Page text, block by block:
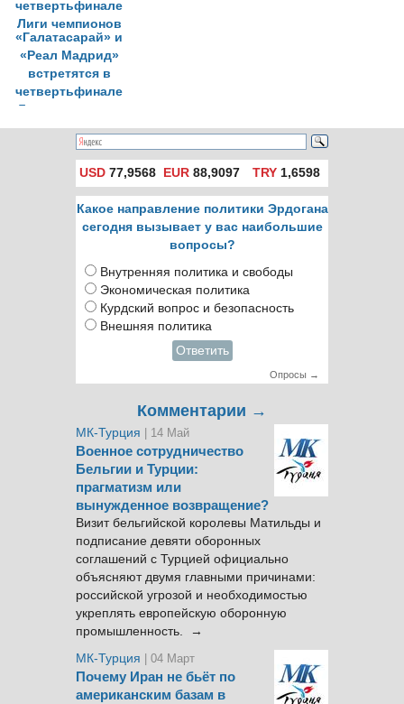
«Галатасарай» и
«Реал Мадрид»
встретятся в
четвертьфинале
Лиги чемпионов
USD 77,9568 EUR 88,9097 TRY1,6598
Какое направление политики Эрдогана
сегодня вызывает у вас наибольшие
вопросы?
Внутренняя политика и свободы
Экономическая политика
Курдский вопрос и безопасность
Внешняя политика
Ответить
Опросы →
Комментарии →
МК-Турция | 14 Май
Военное сотрудничество
Бельгии и Турции:
прагматизм или
вынужденное возвращение?
Визит бельгийской королевы Матильды и
подписание девяти оборонных
соглашений с Турцией официально
объясняют двумя главными причинами:
российской угрозой и необходимостью
укреплять европейскую оборонную
промышленность. →
МК-Турция
| 04 Март
Почему Иран не бьёт по
американским базам в